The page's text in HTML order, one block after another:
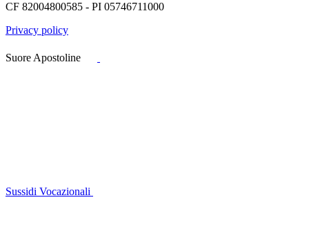
CF 82004800585 - PI 05746711000
Privacy policy
Suore Apostoline
Sussidi Vocazionali